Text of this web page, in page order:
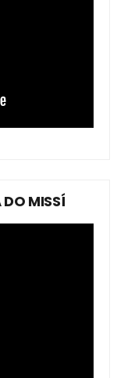
MISSÍ